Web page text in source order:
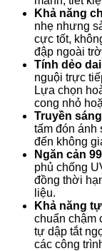
Khả năng
nhẹ nhưng
cực tốt,
đập ngoài
Tính dẻo
nguội trực
Lựa chọn
cong nhỏ
Truyền
tấm đón ánh
đến không
Ngăn cản
phủ chống
đồng thời
liệu.
Khả năng
chuẩn chậm
tự dập tắt
các công